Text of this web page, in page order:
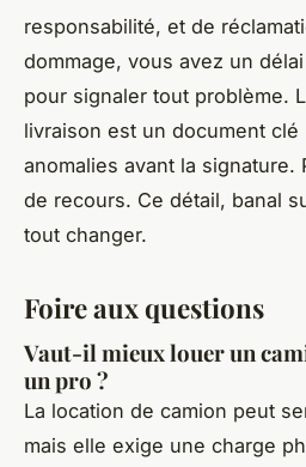
responsabilité, et de
dommage, vous avez un
pour signaler tout problème.
livraison est un document
anomalies avant la signature.
de recours. Ce détail, banal
tout changer.
Foire aux questions
Vaut-il mieux louer un
un pro ?
La location de camion peut
mais elle exige une charge